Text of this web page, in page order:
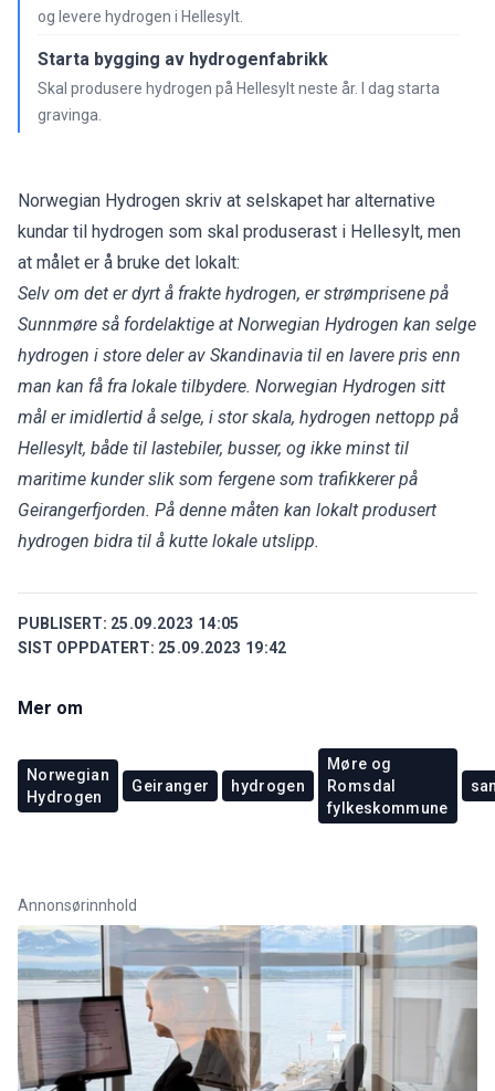
og levere hydrogen i Hellesylt.
Starta bygging av hydrogenfabrikk
Skal produsere hydrogen på Hellesylt neste år. I dag starta
gravinga.
Norwegian Hydrogen skriv at selskapet har alternative
kundar til hydrogen som skal produserast i Hellesylt, men
at målet er å bruke det lokalt:
Selv om det er dyrt å frakte hydrogen, er strømprisene på
Sunnmøre så fordelaktige at Norwegian Hydrogen kan selge
hydrogen i store deler av Skandinavia til en lavere pris enn
man kan få fra lokale tilbydere. Norwegian Hydrogen sitt
mål er imidlertid å selge, i stor skala, hydrogen nettopp på
Hellesylt, både til lastebiler, busser, og ikke minst til
maritime kunder slik som fergene som trafikkerer på
Geirangerfjorden. På denne måten kan lokalt produsert
hydrogen bidra til å kutte lokale utslipp.
PUBLISERT: 25.09.2023 14:05
SIST OPPDATERT: 25.09.2023 19:42
Mer om
Norwegian
Hydrogen
Geiranger hydrogen
Møre og
Romsdal
fylkeskommune
Annonsørinnhold